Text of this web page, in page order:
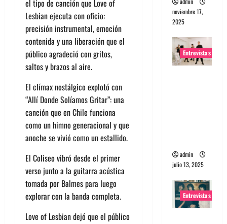
el tipo de canción que Love of
Lesbian ejecuta con oficio:
precisión instrumental, emoción
contenida y una liberación que el
público agradeció con gritos,
saltos y brazos al aire.
El clímax nostálgico explotó con
“Allí Donde Solíamos Gritar”: una
canción que en Chile funciona
como un himno generacional y que
anoche se vivió como un estallido.
El Coliseo vibró desde el primer
verso junto a la guitarra acústica
tomada por Balmes para luego
explorar con la banda completa.
Love of Lesbian dejó que el público
noviembre 17,
2025
Entrevistas
admin
julio 13, 2025
Entrevistas